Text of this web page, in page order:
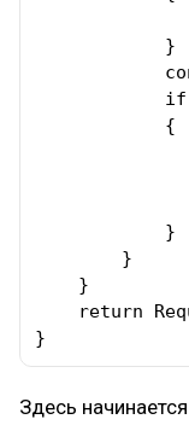
            }
            {
            }
        }
    }
return
}
Здесь